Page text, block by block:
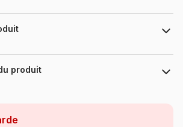
produit